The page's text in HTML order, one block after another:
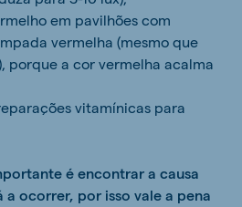
em pavilhões com
vermelha (mesmo que
porque a cor vermelha acalma
vitamínicas para
é encontrar a causa
ocorrer, por isso vale a pena